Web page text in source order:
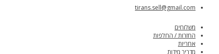
tirans.sell@gmail.com
משלוחים
החזרות / החלפות
אחריות
מדריך מידות